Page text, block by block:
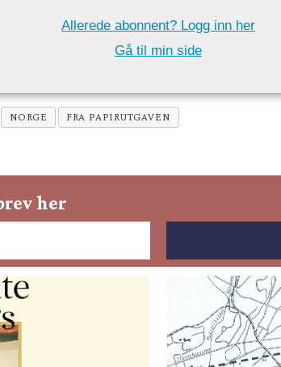
Allerede abonnent? Logg inn her
Gå til min side
NORGE FRA PAPIRUTGAVEN
her